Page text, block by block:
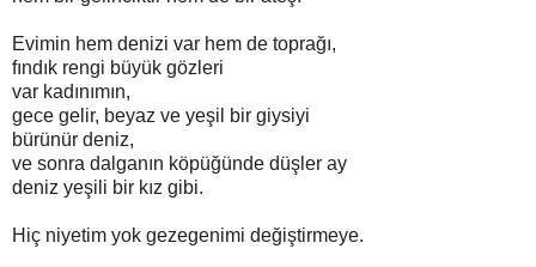
Evimin hem denizi var hem de toprağı,
fındık rengi büyük gözleri
var kadınımın,
gece gelir, beyaz ve yeşil bir giysiyi
bürünür deniz,
ve sonra dalganın köpüğünde düşler ay
deniz yeşili bir kız gibi.
Hiç niyetim yok gezegenimi değiştirmeye.